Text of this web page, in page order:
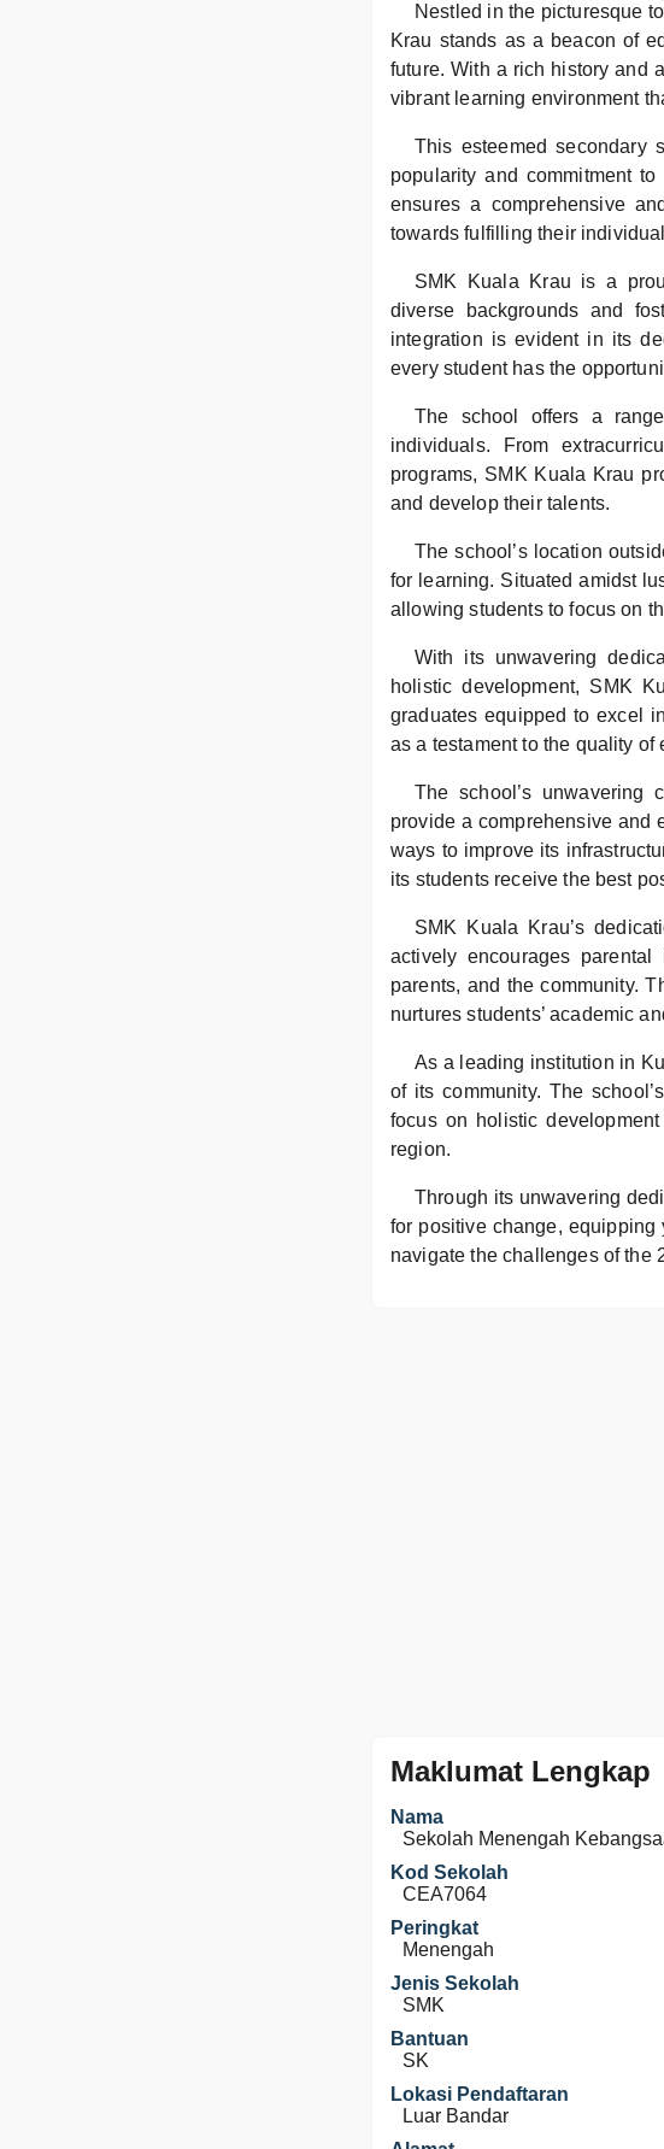
Nestled in the picturesque
Krau stands as a beacon of
future. With a rich history and
vibrant learning environment
This esteemed secondary
popularity and commitment
ensures a comprehensive
towards fulfilling their
SMK Kuala Krau is a
diverse backgrounds and
integration is evident in its
every student has the
The school offers a
individuals. From
programs, SMK Kuala Krau
and develop their talents.
The school’s location
for learning. Situated amidst
allowing students to focus on
With its unwavering
holistic development, SMK
graduates equipped to excel
as a testament to the quality
The school’s
provide a comprehensive and
ways to improve its
its students receive the best
SMK Kuala Krau’s
actively encourages
parents, and the community.
nurtures students’ academic
As a leading institution in
of its community. The
focus on holistic
region.
Through its unwavering
for positive change,
navigate the challenges of the
Maklumat Lengkap
Nama
Sekolah Menengah
Kod Sekolah
CEA7064
Peringkat
Menengah
Jenis Sekolah
SMK
Bantuan
SK
Lokasi Pendaftaran
Luar Bandar